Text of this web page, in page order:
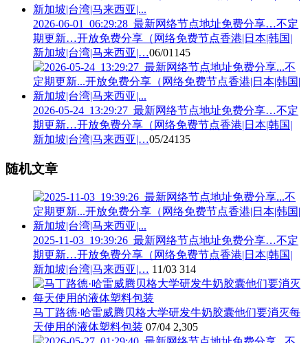
2026-06-01_06:29:28_最新网络节点地址免费分享…不定
期更新…开放免费分享（网络免费节点香港|日本|韩国|
新加坡|台湾|马来西亚|…06/01 145
2026-05-24_13:29:27_最新网络节点地址免费分享…不定
期更新…开放免费分享（网络免费节点香港|日本|韩国|
新加坡|台湾|马来西亚|…05/24135
随机文章
2025-11-03_19:39:26_最新网络节点地址免费分享…不定
期更新…开放免费分享（网络免费节点香港|日本|韩国|
新加坡|台湾|马来西亚|… 11/03 314
马丁路德·哈雷威腾贝格大学研发牛奶胶囊他们要消灭每
天使用的液体塑料包装 07/04 2,305